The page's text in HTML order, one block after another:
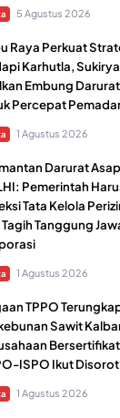
5 Agustus 2026
Raya Perkuat
Karhutla,
Embung Darurat
Percepat
1 Agustus 2026
Darurat
Pemerintah
Tata Kelola
Tanggung
1 Agustus 2026
TPPO
Sawit
Bersertifikat
ISPO Ikut Disorot
1 Agustus 2026